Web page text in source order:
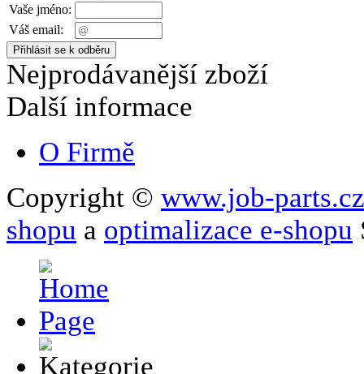
Vaše jméno:
Váš email:
Nejprodávanější zboží
Další informace
O Firmě
Copyright © www.job-parts.cz
shopu a optimalizace e-shopu